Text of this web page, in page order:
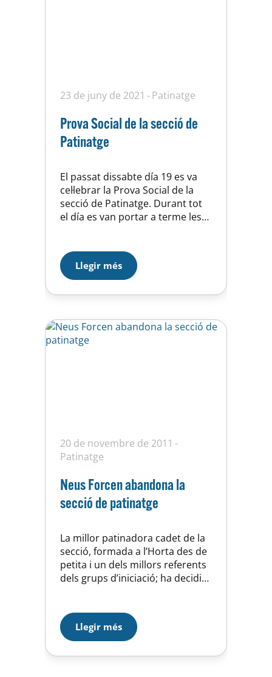
23 de juny de 2021 Patinatge
Prova Social de la secció de
Patinatge
El passat dissabte día 19 es va
cel·lebrar la Prova Social de la
secció de Patinatge. Durant tot
el día es van portar a terme les
esportiva i social per la nostra
seccióLlegir més
20 de novembre de 2011
Patinatge
Neus Forcen abandona la
secció de patinatge
La millor patinadora cadet de la
secció, formada a l’Horta des de
petita i un dels millors referents
dels grups d’iniciació; ha decidit
que han propiciat aquesta
decisió, totes les patinadores i
les seves famílies et volem agrair
tot el que has fet per les…
Llegir més